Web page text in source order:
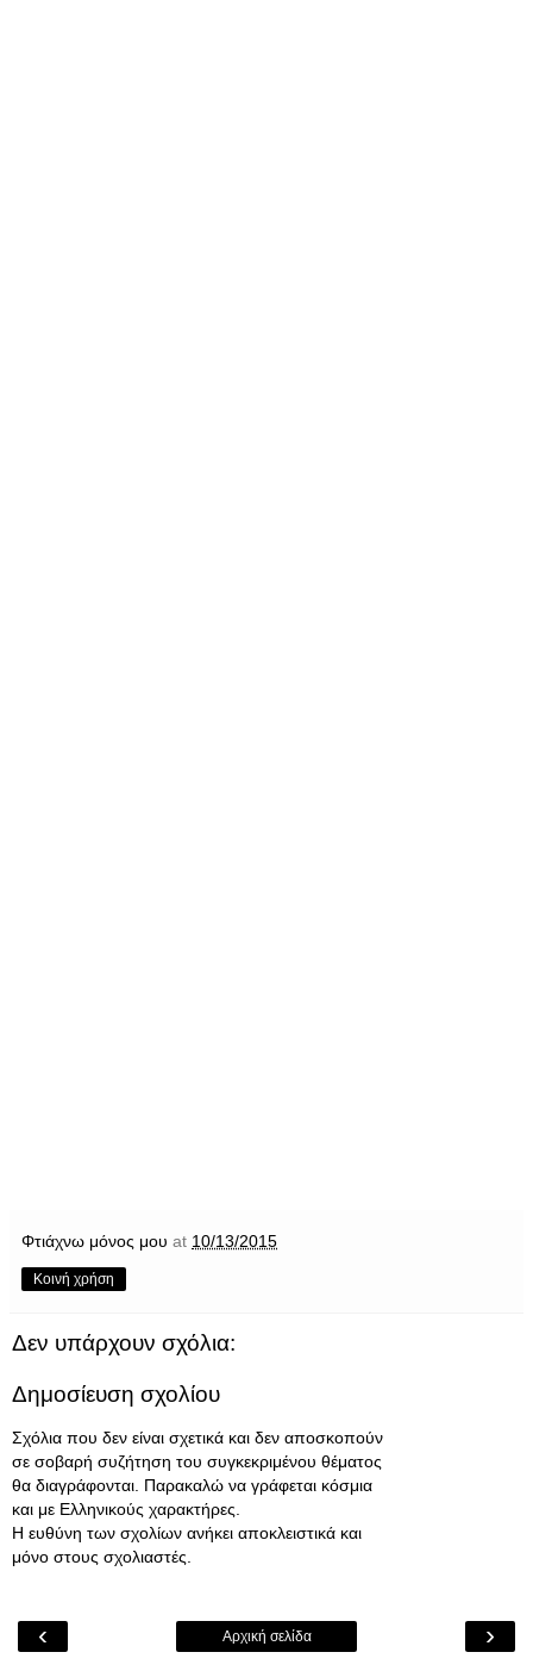
Φτιάχνω μόνος μου at 10/13/2015
Κοινή χρήση
Δεν υπάρχουν σχόλια:
Δημοσίευση σχολίου
Σχόλια που δεν είναι σχετικά και δεν αποσκοπούν
σε σοβαρή συζήτηση του συγκεκριμένου θέματος
θα διαγράφονται. Παρακαλώ να γράφεται κόσμια
και με Ελληνικούς χαρακτήρες.
Η ευθύνη των σχολίων ανήκει αποκλειστικά και
μόνο στους σχολιαστές.
‹ ›
Αρχική σελίδα